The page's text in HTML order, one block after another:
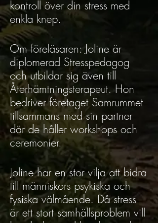
kontroll över din stress med
enkla knep.
Om föreläsaren: Joline är
diplomerad Stresspedagog
och utbildar sig även till
Återhämtningsterapeut. Hon
bedriver företaget Samrummet
tillsammans med sin partner
där de håller workshops och
ceremonier.
Joline har en stor vilja att bidra
till människors psykiska och
fysiska välmående. Då stress
är ett stort samhällsproblem vill